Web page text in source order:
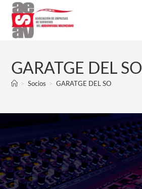
GARATGE DEL SO
> Socios > GARATGE DEL SO